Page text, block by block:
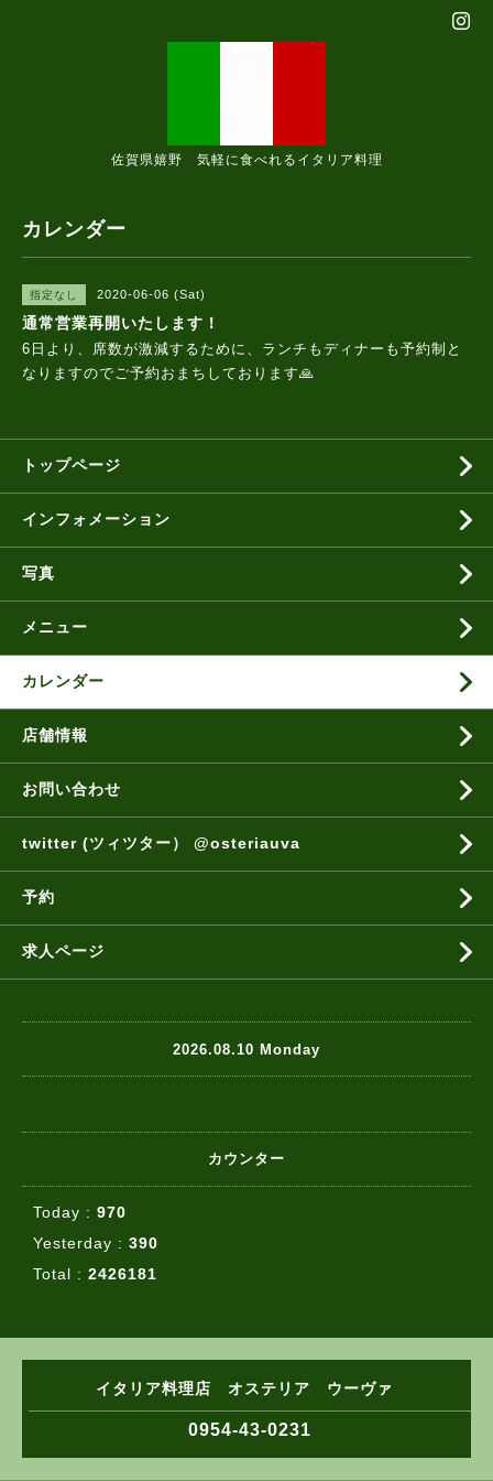
佐賀県嬉野 気軽に食べれるイタリア料理
カレンダー
指定なし 2020-06-06 (Sat)
通常営業再開いたします！
6日より、席数が激減するために、ランチもディナーも予約制と
なりますのでご予約おまちしております🙏
トップページ
インフォメーション
写真
メニュー
カレンダー
店舗情報
お問い合わせ
twitter (ツィツター） @osteriauva
予約
求人ページ
2026.08.10 Monday
カウンター
Today : 970
Yesterday : 390
Total : 2426181
イタリア料理店 オステリア ウーヴァ
0954-43-0231